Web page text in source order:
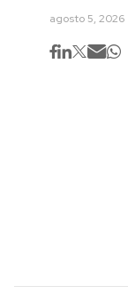
agosto 5, 2026